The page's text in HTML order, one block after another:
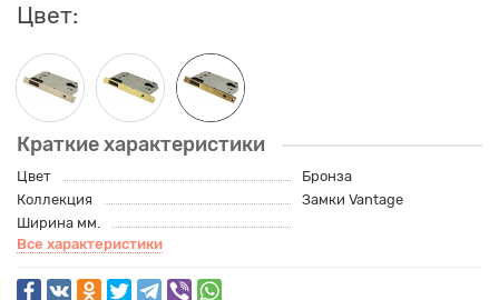
Цвет:
Краткие характеристики
Цвет
Бронза
Коллекция
Замки Vantage
Ширина мм.
Все характеристики